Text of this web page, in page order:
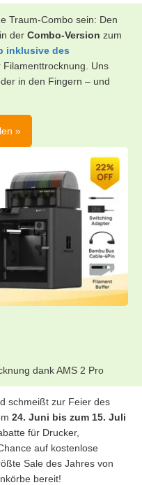
Traum-Combo sein: Den
der Combo-Version zum
inklusive des
Filamenttrocknung. Uns
in den Fingern – und
»
dank AMS 2 Pro
schmeißt zur Feier des
24. Juni bis zum 15. Juli
für Drucker,
auf kostenlose
Sale des Jahres von
bereit!